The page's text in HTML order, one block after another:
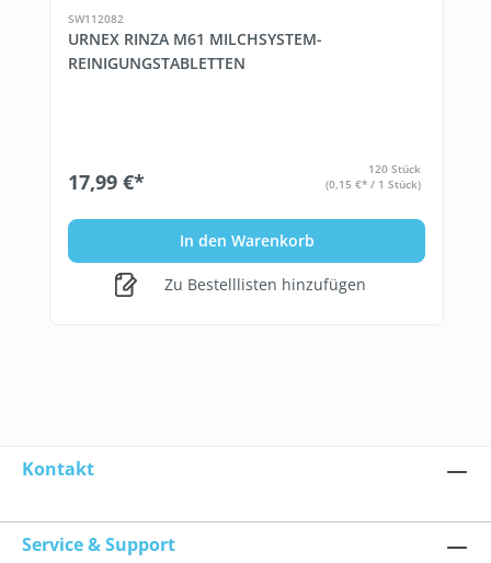
SW112082
URNEX RINZA M61 MILCHSYSTEM-
REINIGUNGSTABLETTEN
17,99 €*
120 Stück
(0,15 €* / 1 Stück)
In den Warenkorb
Zu Bestelllisten hinzufügen
Kontakt
Service & Support